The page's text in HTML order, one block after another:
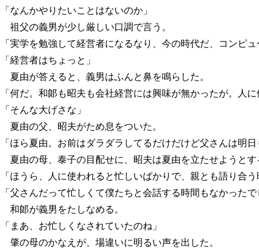
「なんかやりたいことはないのか」
祖父の義男が少し厳しい口調で言う。
「実学を勉強して経営者になるなり、今の時代だ、コンピ
「経営者はちょっと」
夏由が答えると、義男はふんと鼻を鳴らした。
「何だ。和郞も昭夫も会社経営には興味が無かったが。人に
「そんな大げさな」
夏由の父、昭夫がため息をついた。
「ほら夏由。お前はダラダラしてるだけだけど父さんは明
夏由の母、泰子の目配せに、昭夫は夏由を立たせようとす
「ほうら、人に使われると忙しいばかりで、親とも語り合う
「父さんだって忙しくて僕たちと会話する時間もなかったで
和郞が義男をたしなめる。
「まあ、お忙しくなされていたのね」
肇の母のかなえが、場違いに明るい声を出した。